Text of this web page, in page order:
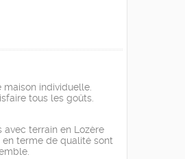
individuelle.
tous les goûts.
avec terrain en Lozère
terme de qualité sont